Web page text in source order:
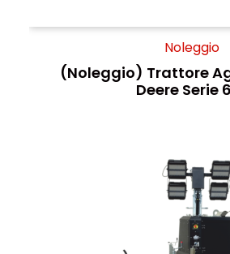
Noleggio
(Noleggio) Trattore
Deere Serie